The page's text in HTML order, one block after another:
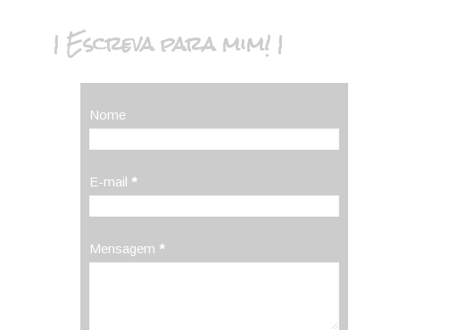
| Escreva para mim! |
Nome
E-mail *
Mensagem *